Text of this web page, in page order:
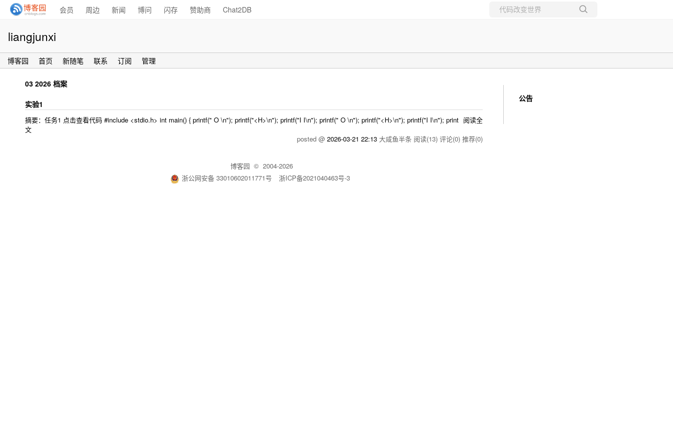
会员 周边 新闻 博问 闪存 赞助商 Chat2DB
liangjunxi
博客园 首页 新随笔 联系 订阅 管理
03 2026 档案
实验1
摘要：任务1 点击查看代码 #include <stdio.h> int main() { printf(" O \n"); printf("<H>\n"); printf("I I\n"); printf(" O \n"); printf("<H>\n"); printf("I I\n"); print 阅读全
文
posted @ 2026-03-21 22:13 大咸鱼半条 阅读(13) 评论(0) 推荐(0)
公告
博客园 © 2004-2026
浙公网安备 33010602011771号
浙ICP备2021040463号-3